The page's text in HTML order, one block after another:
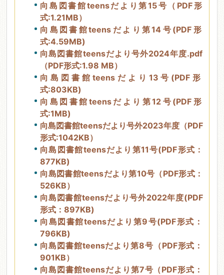
向島図書館teensだより第15号（PDF形
式:1.21MB）
向島図書館teensだより第14号(PDF形
式:4.59MB)
向島図書館teensだより号外2024年度.pdf
（PDF形式:1.98 MB）
向島図書館teensだより13号(PDF形
式:803KB)
向島図書館teensだより第12号(PDF形
式:1MB)
向島図書館teensだより号外2023年度（PDF
形式:1042KB）
向島図書館teensだより第11号(PDF形式：
877KB)
向島図書館teensだより第10号（PDF形式：
526KB）
向島図書館teensだより号外2022年度(PDF
形式：897KB)
向島図書館teensだより第9号(PDF形式：
796KB)
向島図書館teensだより第8号（PDF形式：
901KB）
向島図書館teensだより第7号（PDF形式：